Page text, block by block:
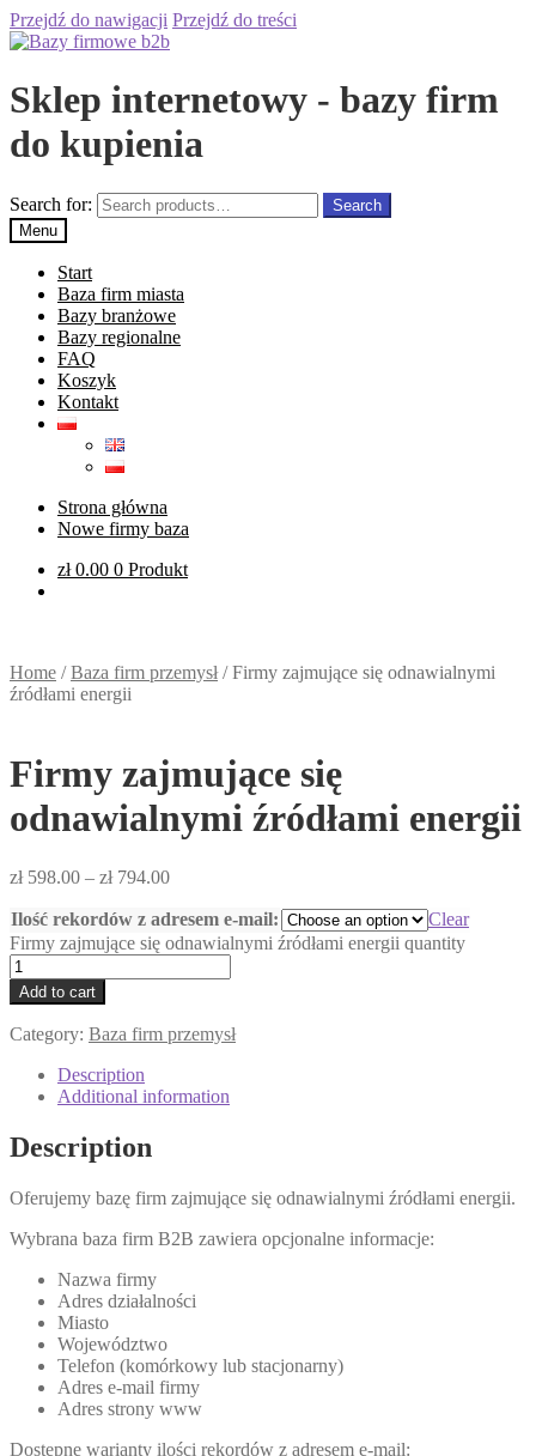
Przejdź do nawigacji Przejdź do treści
Sklep internetowy - bazy firm
do kupienia
Search for:
Search
Menu
Start
Baza firm miasta
Bazy branżowe
Bazy regionalne
FAQ
Koszyk
Kontakt
Strona główna
Nowe firmy baza
zł0.00 0 Produkt
Home /Baza firm przemysł/Firmy zajmujące się odnawialnymi
źródłami energii
Firmy zajmujące się
odnawialnymi źródłami energii
zł598.00 – zł794.00
Ilość rekordów z adresem e-mail:
Clear
Firmy zajmujące się odnawialnymi źródłami energii quantity
Add to cart
Category: Baza firm przemysł
Description
Additional information
Description
Oferujemy bazę firm zajmujące się odnawialnymi źródłami energii.
Wybrana baza firm B2B zawiera opcjonalne informacje:
Nazwa firmy
Adres działalności
Miasto
Województwo
Telefon (komórkowy lub stacjonarny)
Adres e-mail firmy
Adres strony www
Dostępne warianty ilości rekordów z adresem e-mail: